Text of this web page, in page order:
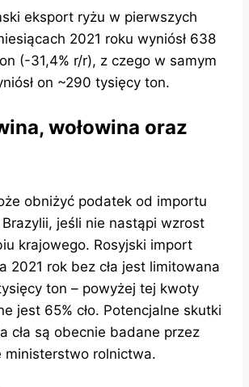
eksport ryżu w pierwszych
2021 roku wyniósł 638
(-31,4% r/r), z czego w samym
on ~290 tysięcy ton.
wołowina oraz
obniżyć podatek od importu
jeśli nie nastąpi wzrost
krajowego. Rosyjski import
2021 rok bez cła jest limitowana
ton – powyżej tej kwoty
jest 65% cło. Potencjalne skutki
cła są obecnie badane przez
ministerstwo rolnictwa.